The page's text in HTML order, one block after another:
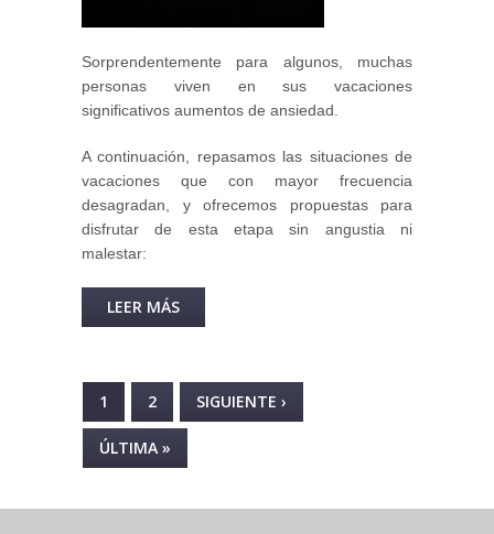
Sorprendentemente para algunos, muchas
personas viven en sus vacaciones
significativos aumentos de ansiedad.
A continuación, repasamos las situaciones de
vacaciones que con mayor frecuencia
desagradan, y ofrecemos propuestas para
disfrutar de esta etapa sin angustia ni
malestar:
LEER MÁS
ESTRÉS. SEGUNDA PARTE:
PÁGINAS
1 2 SIGUIENTE ›
ÚLTIMA »